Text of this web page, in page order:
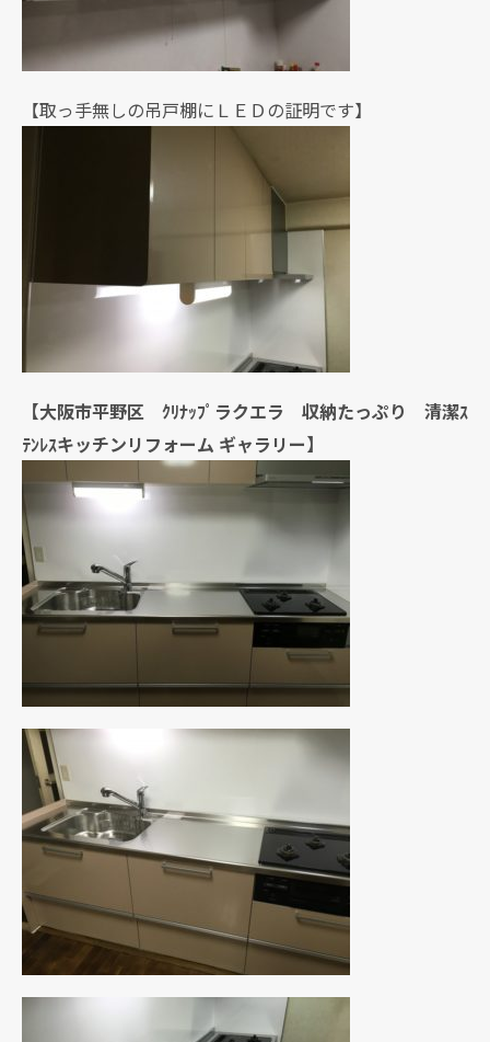
【取っ手無しの吊戸棚にＬＥＤの証明です】
【大阪市平野区 ｸﾘﾅｯﾌﾟラクエラ 収納たっぷり 清潔ｽ
ﾃﾝﾚｽキッチンリフォーム ギャラリー】